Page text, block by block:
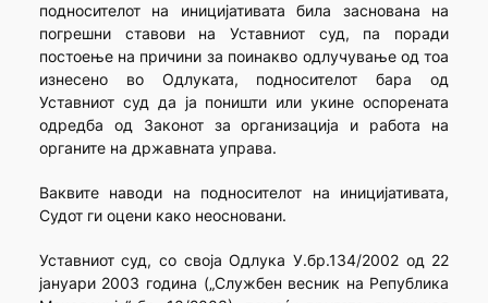
подносителот на иницијативата била заснована на
погрешни ставови на Уставниот суд, па поради
постоење на причини за поинакво одлучување од тоа
изнесено во Одлуката, подносителот бара од
Уставниот суд да ја поништи или укине оспорената
одредба од Законот за организација и работа на
органите на државната управа.
Ваквите наводи на подносителот на иницијативата,
Судот ги оцени како неосновани.
Уставниот суд, со своја Одлука У.бр.134/2002 од 22
јануари 2003 година („Службен весник на Република